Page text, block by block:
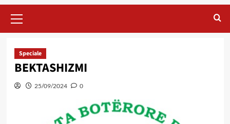
Menu
Speciale
BEKTASHIZMI
25/09/2024 0